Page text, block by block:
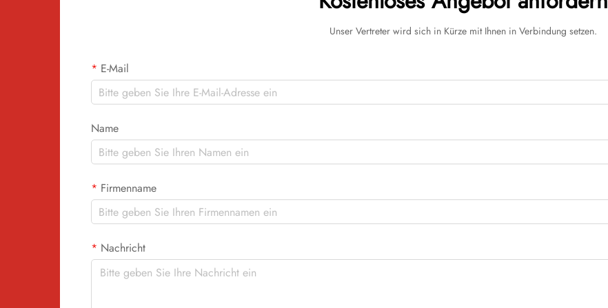
Unser Vertreter wird sich in Kürze mit Ihnen in Verbindung setzen.
E-Mail
Name
Firmenname
Nachricht